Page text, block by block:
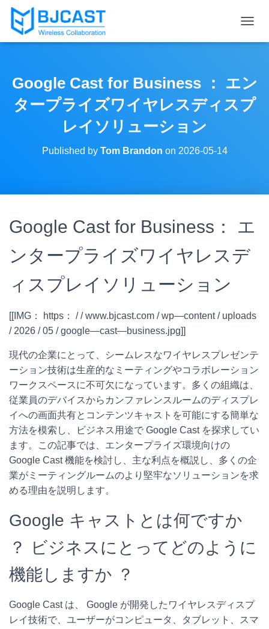
O
E
N
A
Google Cast for Business ： エン
タープライズワイヤレスディスプ
レイソリューション
Published by Tom Brandon on 2026-05-14
Google Cast for Business： エ
ンタープライズワイヤレスデ
ィスプレイソリューション
[[IMG： https： / / www.bjcast.com / wp—content / uploads
/ 2026 / 05 / google—cast—business.jpg]]
現代の企業にとって、シームレスなワイヤレスプレゼンテ
ーション技術は生産的なミーティングやコラボレーション
ワークスペースに不可欠になっています。多くの組織は、
従業員のデバイスからカンファレンスルームのディスプレ
イへの画面共有とコンテンツキャストを可能にする簡単な
方法を模索し、ビジネス用途で Google Cast を探求してい
ます。この記事では、エンタープライズ環境向けの
Google Cast 機能を検討し、主な利点を概説し、多くの企
業がミーティングルームのより堅牢なソリューションを求
める理由を説明します。
Google キャストとは何ですか
？ ビジネスにとってどのように
機能しますか ？
Google Cast は、 Google が開発したワイヤレスディスプ
レイ技術で、ユーザーがコンピュータ、タブレット、スマ